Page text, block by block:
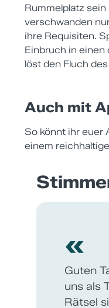
Rummelplatz
verschwanden
ihre Requisiten.
Einbruch in einen
löst den Fluch
Auch mit
So könnt ihr euer
einem
«
Ein